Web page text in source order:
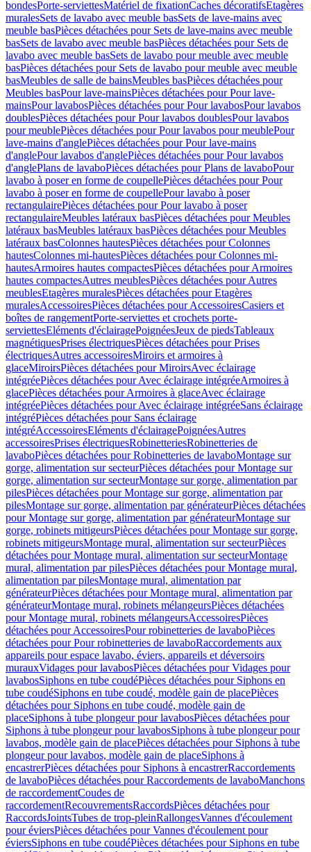
bondesPorte-serviettesMatériel de fixationCaches décoratifsEtagères
muralesSets de lavabo avec meuble basSets de lave-mains avec
meuble basPièces détachées pour Sets de lave-mains avec meuble
basSets de lavabo avec meuble basPièces détachées pour Sets de
lavabo avec meuble basSets de lavabo pour meuble avec meuble
basPièces détachées pour Sets de lavabo pour meuble avec meuble
basMeubles de salle de bainsMeubles basPièces détachées pour
Meubles basPour lave-mainsPièces détachées pour Pour lave-
mainsPour lavabosPièces détachées pour Pour lavabosPour lavabos
doublesPièces détachées pour Pour lavabos doublesPour lavabos
pour meublePièces détachées pour Pour lavabos pour meublePour
lave-mains d'anglePièces détachées pour Pour lave-mains
d'anglePour lavabos d'anglePièces détachées pour Pour lavabos
d'anglePlans de lavaboPièces détachées pour Plans de lavaboPour
lavabo à poser en forme de coupellePièces détachées pour Pour
lavabo à poser en forme de coupellePour lavabo à poser
rectangulairePièces détachées pour Pour lavabo à poser
rectangulaireMeubles latéraux basPièces détachées pour Meubles
latéraux basMeubles latéraux basPièces détachées pour Meubles
latéraux basColonnes hautesPièces détachées pour Colonnes
hautesColonnes mi-hautesPièces détachées pour Colonnes mi-
hautesArmoires hautes compactesPièces détachées pour Armoires
hautes compactesAutres meublesPièces détachées pour Autres
meublesEtagères muralesPièces détachées pour Etagères
muralesAccessoiresPièces détachées pour AccessoiresCasiers et
boîtes de rangementPorte-serviettes et crochets porte-
serviettesEléments d'éclairagePoignéesJeux de piedsTableaux
magnétiquesPrises électriquesPièces détachées pour Prises
électriquesAutres accessoiresMiroirs et armoires à
glaceMiroirsPièces détachées pour MiroirsAvec éclairage
intégréePièces détachées pour Avec éclairage intégréeArmoires à
glacePièces détachées pour Armoires à glaceAvec éclairage
intégréePièces détachées pour Avec éclairage intégréeSans éclairage
intégréPièces détachées pour Sans éclairage
intégréAccessoiresEléments d'éclairagePoignéesAutres
accessoiresPrises électriquesRobinetteriesRobinetteries de
lavaboPièces détachées pour Robinetteries de lavaboMontage sur
gorge, alimentation sur secteurPièces détachées pour Montage sur
gorge, alimentation sur secteurMontage sur gorge, alimentation par
pilesPièces détachées pour Montage sur gorge, alimentation par
pilesMontage sur gorge, alimentation par générateurPièces détachées
pour Montage sur gorge, alimentation par générateurMontage sur
gorge, robinets mitigeursPièces détachées pour Montage sur gorge,
robinets mitigeursMontage mural, alimentation sur secteurPièces
détachées pour Montage mural, alimentation sur secteurMontage
mural, alimentation par pilesPièces détachées pour Montage mural,
alimentation par pilesMontage mural, alimentation par
générateurPièces détachées pour Montage mural, alimentation par
générateurMontage mural, robinets mélangeursPièces détachées
pour Montage mural, robinets mélangeursAccessoiresPièces
détachées pour AccessoiresPour robinetteries de lavaboPièces
détachées pour Pour robinetteries de lavaboRaccordements aux
appareils pour espace lavabo, éviers, appareils et déversoirs
murauxVidages pour lavabosPièces détachées pour Vidages pour
lavabosSiphons en tube coudéPièces détachées pour Siphons en
tube coudéSiphons en tube coudé, modèle gain de placePièces
détachées pour Siphons en tube coudé, modèle gain de
placeSiphons à tube plongeur pour lavabosPièces détachées pour
Siphons à tube plongeur pour lavabosSiphons à tube plongeur pour
lavabos, modèle gain de placePièces détachées pour Siphons à tube
plongeur pour lavabos, modèle gain de placeSiphons à
encastrerPièces détachées pour Siphons à encastrerRaccordements
de lavaboPièces détachées pour Raccordements de lavaboManchons
de raccordementCoudes de
raccordementRecouvrementsRaccordsPièces détachées pour
RaccordsJointsTubes de trop-pleinRallongesVannes d'écoulement
pour éviersPièces détachées pour Vannes d'écoulement pour
éviersSiphons en tube coudéPièces détachées pour Siphons en tube